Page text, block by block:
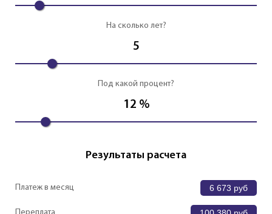
На сколько лет?
5
Под какой процент?
12 %
Результаты расчета
Платеж в месяц 6 673 руб